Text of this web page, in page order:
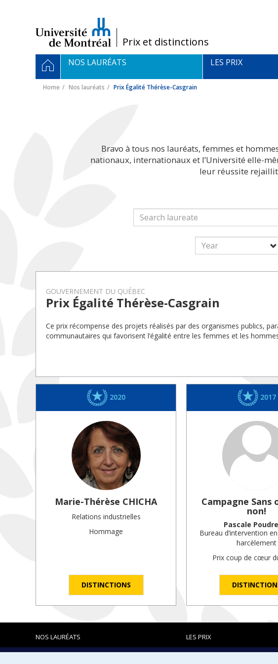
/Prix et distinctions
Navigation
principale
HOMENOS LAURÉATS LES PRIX
Home Nos lauréats Prix Égalité Thérèse-Casgrain
Bravo à tous nos lauréats, femmes et
nationaux, internationaux et l’Université elle-
leur réussite
GOUVERNEMENT DU QUÉBEC
Prix Égalité Thérèse-Casgrain
Ce prix récompense des projets réalisés par des organismes publics,
communautaires qui favorisent l’égalité entre les femmes et les
2020
Marie-Thérèse CHICHA
Relations industrielles
Hommage
DISTINCTIONS
2017
Campagne Sans
non!
Pascale
Bureau d’intervention
harcèlement
Prix coup de cœur
NOS LAURÉATS LES PRIX